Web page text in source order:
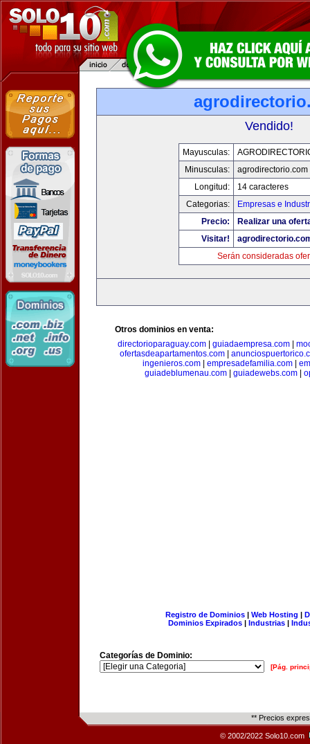
Vendido!
Mayusculas:
Minusculas:
agrodirectorio.com
Longitud:
14 caracteres
Categorias:
Empresas e
Precio:
Realizar una
Visitar!
Serán consideradas
Otros dominios en venta:
directorioparaguay.com| guiadaempresa.com|
ofertasdeapartamentos.com
ingenieros.com| empresadefamilia.com|
guiadeblumenau.com| guiadewebs.com|
Registro de Dominios| Web Hosting |
Dominios Expirados | Industrias |
Categorías de Dominio:
[Pág.
** Precios
© 2002/2022 Solo10.com